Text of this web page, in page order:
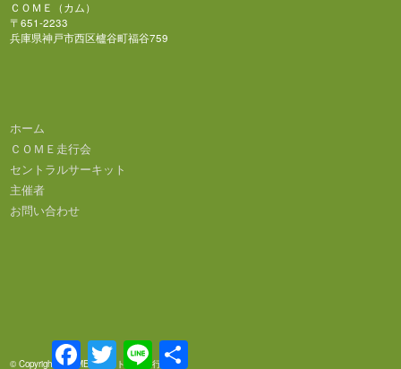
ＣＯＭＥ（カム）
〒651-2233
兵庫県神戸市西区櫨谷町福谷759
ホーム
ＣＯＭＥ走行会
セントラルサーキット
主催者
お問い合わせ
© Copyright - COME｜セントラル走行会
FacebookTwitter Line